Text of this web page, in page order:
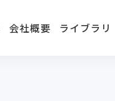
会社概要 ライブラリ